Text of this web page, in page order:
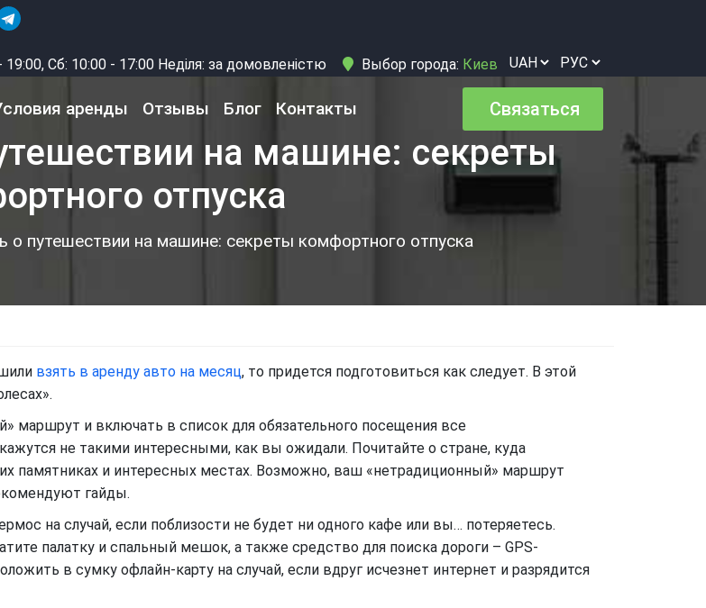
Сб: 10:00 - 17:00 Неділя: за домовленістю Выбор города: Киев
аренды Отзывы Блог Контакты Связаться
на машине: секреты
отпуска
о путешествии на машине: секреты комфортного отпуска
взять в аренду авто на месяц, то придется подготовиться как следует. В этой
маршрут и включать в список для обязательного посещения все
не такими интересными, как вы ожидали. Почитайте о стране, куда
памятниках и интересных местах. Возможно, ваш «нетрадиционный» маршрут
гайды.
на случай, если поблизости не будет ни одного кафе или вы… потеряетесь.
палатку и спальный мешок, а также средство для поиска дороги – GPS-
в сумку офлайн-карту на случай, если вдруг исчезнет интернет и разрядится